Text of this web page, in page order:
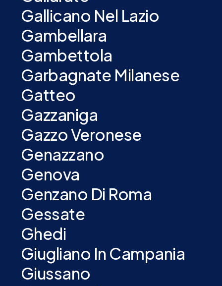
Gallicano Nel Lazio
Gambellara
Gambettola
Garbagnate Milanese
Gatteo
Gazzaniga
Gazzo Veronese
Genazzano
Genova
Genzano Di Roma
Gessate
Ghedi
Giugliano In Campania
Giussano